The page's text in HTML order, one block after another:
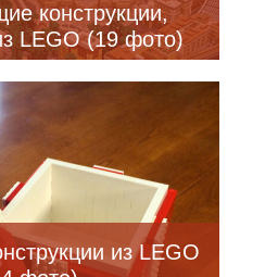
конструкции,
LEGO (19 фото)
из LEGO